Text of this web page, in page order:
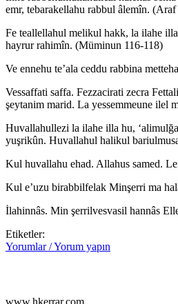
emr, tebarakellahu rabbul âlemîn.
Fe teallellahul melikul hakk, la ilahe
hayrur rahimîn. (Müminun 116-118)
Ve ennehu te’ala ceddu rabbina
Vessaffati saffa. Fezzacirati zecra
şeytanim marid. La yessemmeune ilel
Huvallahullezi la ilahe illa hu,
yuşrikûn. Huvallahul halikul
Kul huvallahu ehad. Allahus samed.
Kul e’uzu birabbilfelak Minşerri ma
İlahinnâs. Min şerrilvesvasil hannâs
Etiketler:
Yorumlar / Yorum yapın
www.hkerrar.com